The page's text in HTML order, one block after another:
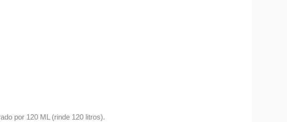
por 120 ML (rinde 120 litros).